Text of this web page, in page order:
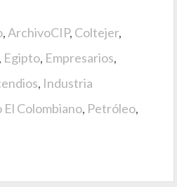
,ArchivoCIP, Coltejer,
, Egipto, Empresarios,
, Industria
El Colombiano, Petróleo,